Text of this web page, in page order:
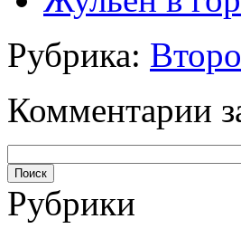
Рубрика:
Комментарии
Рубрики